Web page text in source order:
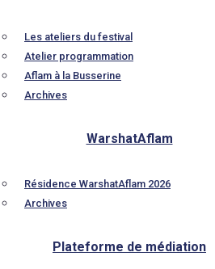
Les ateliers du festival
Atelier programmation
Aflam à la Busserine
Archives
WarshatAflam
Résidence WarshatAflam 2026
Archives
Plateforme de médiation